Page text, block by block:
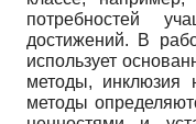
потребностей
достижений. В
использует
методы, инклюзия
методы